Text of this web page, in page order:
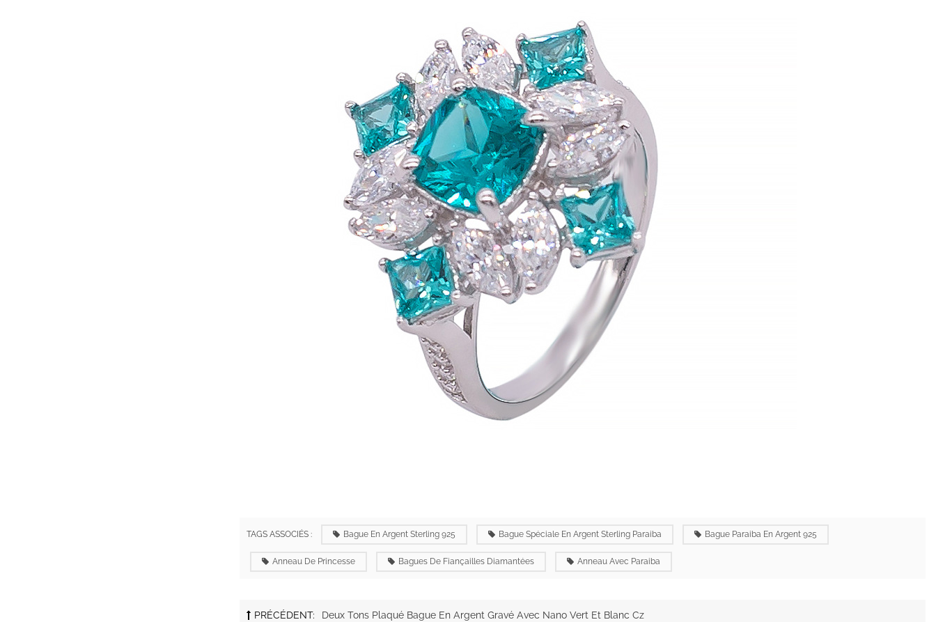
TAGS ASSOCIÉS : Bague En Argent Sterling 925 Bague Spéciale En Argent Sterling Paraiba Bague Paraiba En Argent 925
Anneau De Princesse Bagues De Fiançailles Diamantées Anneau Avec Paraiba
PRÉCÉDENT: Deux Tons Plaqué Bague En Argent Gravé Avec Nano Vert Et Blanc Cz